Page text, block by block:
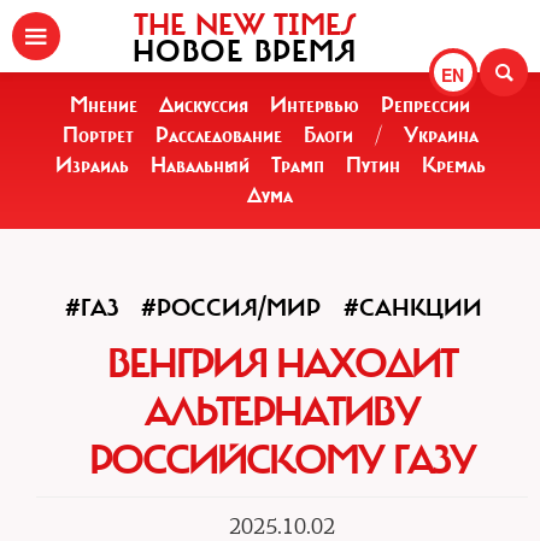
EN
THE NEW TIMES
НОВОЕ ВРЕМЯ
Мнение Дискуссия Интервью
Репрессии
Портрет
Расследование Блоги /
Украина
Израиль
Навальный Трамп Путин
Кремль
Дума
#ГАЗ #РОССИЯ/МИР #САНКЦИИ
ВЕНГРИЯ НАХОДИТ
АЛЬТЕРНАТИВУ
РОССИЙСКОМУ ГАЗУ
2025.10.02